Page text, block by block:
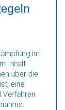
im
Inhalt
über die
eine